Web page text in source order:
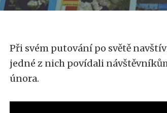
Při svém putování po světě
jedné z nich povídali
února.